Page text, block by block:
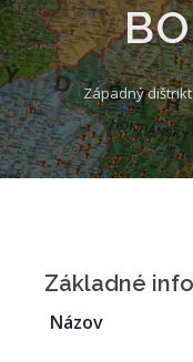
Západný dištrikt
Základné
Názov